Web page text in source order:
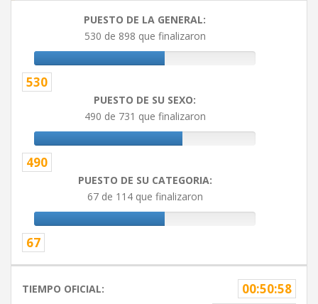
PUESTO DE LA GENERAL:
530 de 898 que finalizaron
530
PUESTO DE SU SEXO:
490 de 731 que finalizaron
490
PUESTO DE SU CATEGORIA:
67 de 114 que finalizaron
67
TIEMPO OFICIAL: 00:50:58